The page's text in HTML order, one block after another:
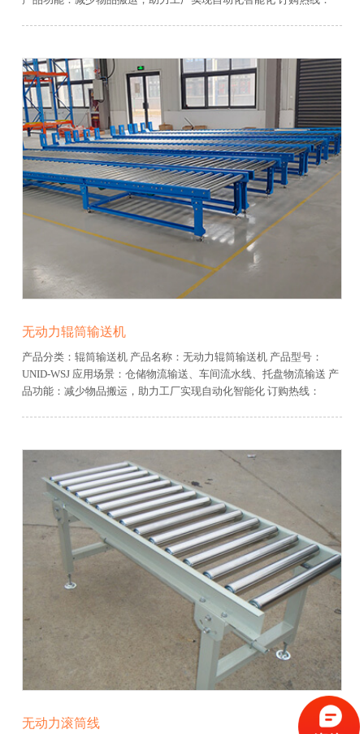
无动力辊筒输送机
产品分类：辊筒输送机 产品名称：无动力辊筒输送机 产品型号：
UNID-WSJ 应用场景：仓储物流输送、车间流水线、托盘物流输送 产
品功能：减少物品搬运，助力工厂实现自动化智能化 订购热线：
无动力滚筒线